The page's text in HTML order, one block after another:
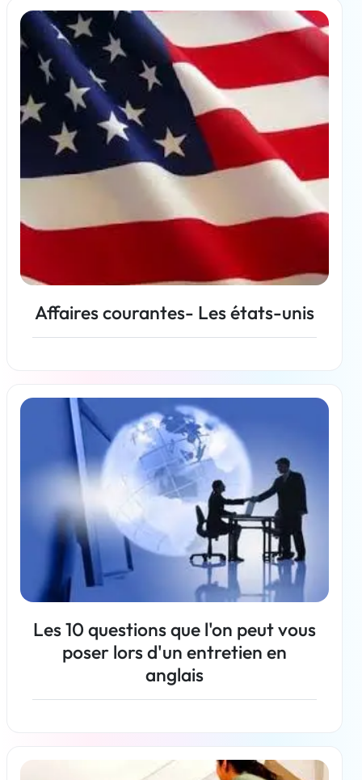
Affaires courantes- Les états-unis
En savoir plus
Les 10 questions que l'on peut vous
poser lors d'un entretien en
anglais
En savoir plus